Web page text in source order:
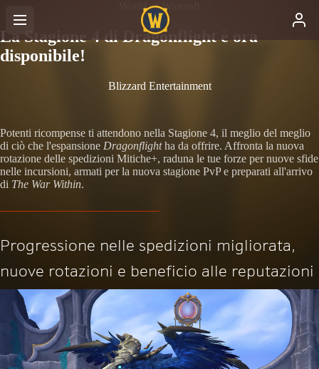
World of Warcraft
La Stagione 4 di Dragonflight è ora
disponibile!
Blizzard Entertainment
Potenti ricompense ti attendono nella Stagione 4, il meglio del meglio
di ciò che l'espansione Dragonflightha da offrire. Affronta la nuova
rotazione delle spedizioni Mitiche+, raduna le tue forze per nuove sfide
nelle incursioni, armati per la nuova stagione PvP e preparati all'arrivo
di The War Within.
Progressione nelle spedizioni migliorata,
nuove rotazioni e beneficio alle reputazioni